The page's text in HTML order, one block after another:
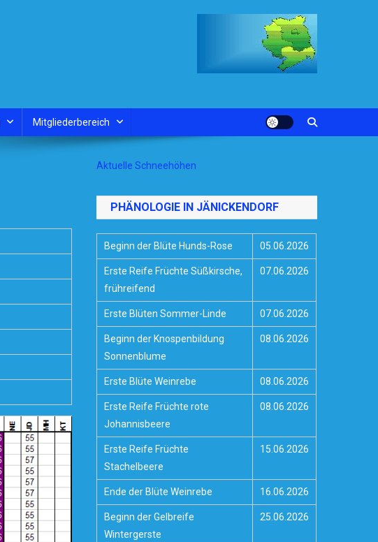
Mitgliederbereich
Aktuelle Schneehöhen
PHÄNOLOGIE IN JÄNICKENDORF
Beginn der Blüte Hunds-Rose 05.06.2026
Erste Reife Früchte Süßkirsche,
frühreifend
07.06.2026
Erste Blüten Sommer-Linde 07.06.2026
Beginn der Knospenbildung
Sonnenblume
08.06.2026
Erste Blüte Weinrebe 08.06.2026
Erste Reife Früchte rote
Johannisbeere
08.06.2026
Erste Reife Früchte
Stachelbeere
15.06.2026
Ende der Blüte Weinrebe 16.06.2026
Beginn der Gelbreife
Wintergerste
25.06.2026